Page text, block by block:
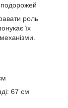
подорожей
роль
їх
67 см